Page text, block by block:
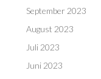
September 2023
August 2023
Juli 2023
Juni 2023